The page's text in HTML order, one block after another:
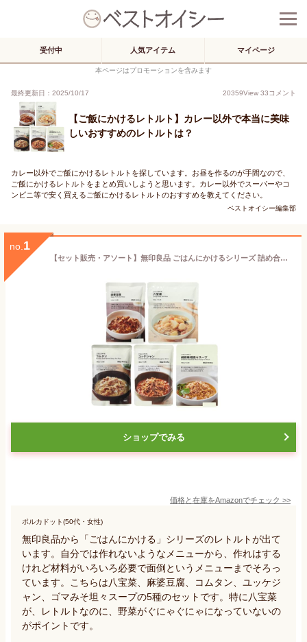
受付中 人気アイテム マイページ
本ページはプロモーションを含みます
最終更新日：2025/10/17 20359View 33コメント
【ご飯にかけるレトルト】カレー以外で本当に美味
しいおすすめのレトルトは？
カレー以外でご飯にかけるレトルトを探しています。お昼を作るのが手間なので、
ご飯にかけるレトルトをまとめ買いしようと思います。カレー以外でスーパーやコ
ンビニ等で安く買えるご飯にかけるレトルトのおすすめを教えてください。
ベストオイシー編集部
no. 1
【セット販売・アソート】無印良品 ごはんにかけるシリーズ 詰め合わせ 5セット(八宝菜・四川麻婆豆腐・コムタン・ユッケジャン・胡麻味噌坦々スープ)｜時短・簡単・本格おかず・レトルト食品・ご飯のお供・保存食
ショップでみる
価格と在庫をAmazonでチェック >>
ポルカドット(50代・女性)
無印良品から「ごはんにかける」シリーズのレトルトが出て
います。自分では作れないようなメニューから、作れはする
けれど材料がいろいろ必要で面倒というメニューまでそろっ
ています。こちらは八宝菜、麻婆豆腐、コムタン、ユッケジ
ャン、ゴマみそ坦々スープの5種のセットです。特に八宝菜
が、レトルトなのに、野菜がぐにゃぐにゃになっていないの
がポイントです。